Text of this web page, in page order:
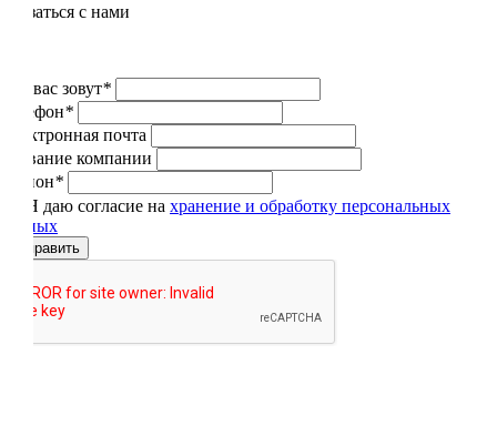
Связаться с нами
Как вас зовут*
Телефон*
Электронная почта
Название компании
Регион*
Я даю согласие на хранение и обработку персональных
данных
Отправить